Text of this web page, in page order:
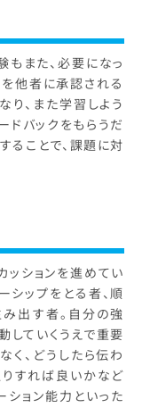
もまた、必要になっ
他者に承認される
り、また学習しよう
ドバックをもらうだ
ることで、課題に対
ッションを進めてい
シップをとる者、順
出す者。自分の強
していくうえで重要
く、どうしたら伝わ
りすれば良いかなど
ション能力といった